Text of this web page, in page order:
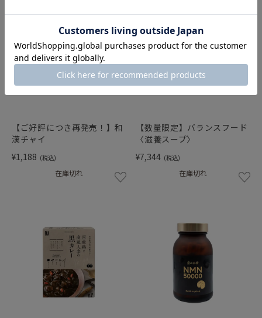
【ご好評につき再発売！】和
漢チャイ
¥1,188 (税込)
在庫切れ
【数量限定】バランスフード
〈滋養スープ〉
¥7,344 (税込)
在庫切れ